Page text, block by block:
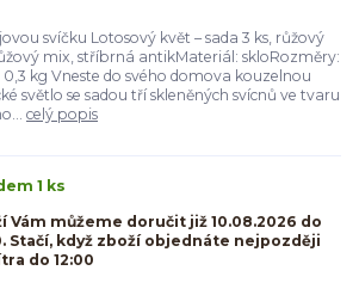
svíčku Lotosový květ – sada 3 ks, růžový
mix, stříbrná antikMateriál: skloRozměry:
kg Vneste do svého domova kouzelnou
světlo se sadou tří skleněných svícnů ve tvaru
celý popis
1 ks
Vám můžeme doručit již 10.08.2026 do
Stačí, když zboží objednáte nejpozději
do 12:00